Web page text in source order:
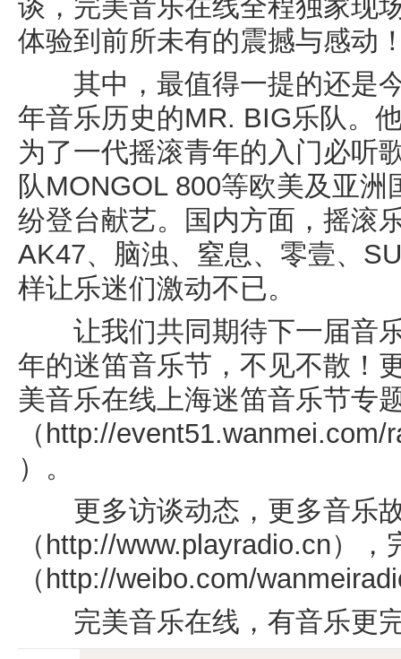
谈，完美音乐在线全程独家现
体验到前所未有的震撼与感动
其中，最值得一提的还是
年音乐历史的MR. BIG乐队。
为了一代摇滚青年的入门必听
队MONGOL 800等欧美及亚
纷登台献艺。国内方面，摇滚
AK47、脑浊、窒息、零壹、
样让乐迷们激动不已。
让我们共同期待下一届音乐
年的迷笛音乐节，不见不散！
美音乐在线上海迷笛音乐节专
（ http://event51.wanmei.com/
）。
更多访谈动态，更多音乐故
（ http://www.playradio.cn），
（ http://weibo.com/
完美音乐在线，有音乐更